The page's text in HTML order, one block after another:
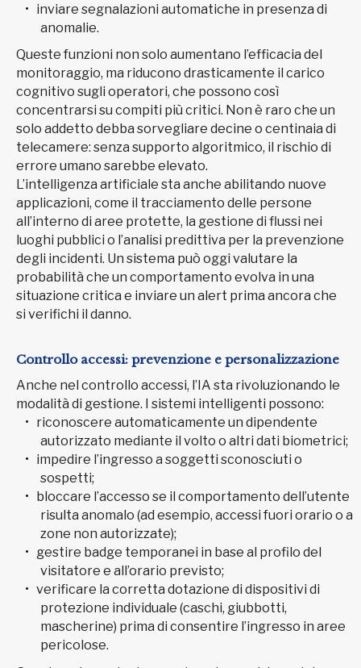
inviare segnalazioni automatiche in presenza di
anomalie.
Queste funzioni non solo aumentano l’efficacia del
monitoraggio, ma riducono drasticamente il carico
cognitivo sugli operatori, che possono così
concentrarsi su compiti più critici. Non è raro che un
solo addetto debba sorvegliare decine o centinaia di
telecamere: senza supporto algoritmico, il rischio di
errore umano sarebbe elevato.
L’intelligenza artificiale sta anche abilitando nuove
applicazioni, come il tracciamento delle persone
all’interno di aree protette, la gestione di flussi nei
luoghi pubblici o l’analisi predittiva per la prevenzione
degli incidenti. Un sistema può oggi valutare la
probabilità che un comportamento evolva in una
situazione critica e inviare un alert prima ancora che
si verifichi il danno.
Controllo accessi: prevenzione e personalizzazione
Anche nel controllo accessi, l’IA sta rivoluzionando le
modalità di gestione. I sistemi intelligenti possono:
riconoscere automaticamente un dipendente
autorizzato mediante il volto o altri dati biometrici;
impedire l’ingresso a soggetti sconosciuti o
sospetti;
bloccare l’accesso se il comportamento dell’utente
risulta anomalo (ad esempio, accessi fuori orario o a
zone non autorizzate);
gestire badge temporanei in base al profilo del
visitatore e all’orario previsto;
verificare la corretta dotazione di dispositivi di
protezione individuale (caschi, giubbotti,
mascherine) prima di consentire l’ingresso in aree
pericolose.